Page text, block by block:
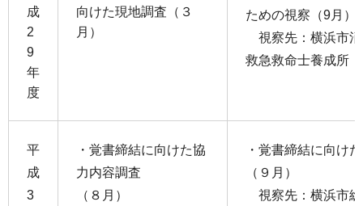
成
2
9
年
度
向けた現地調査（３
月）
ための視察（9月）
視察先：横浜市
救急救命士養成所
平
成
3
・覚書締結に向けた協
力内容調査
（８月）
・覚書締結に向け
（９月）
視察先：横浜市